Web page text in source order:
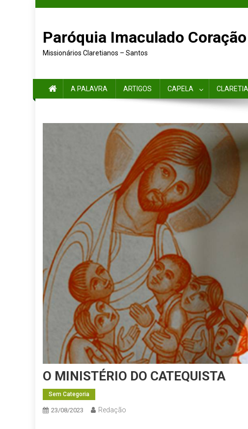
Paróquia Imaculado
Missionários Claretianos – Santos
A PALAVRA ARTIGOS CAPELA
O MINISTÉRIO DO CATEQUISTA
Sem Categoria
23/08/2023 Redação